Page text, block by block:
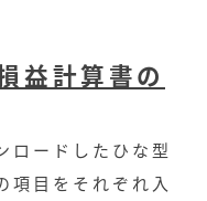
益計算書の
ロードしたひな型
項目をそれぞれ入